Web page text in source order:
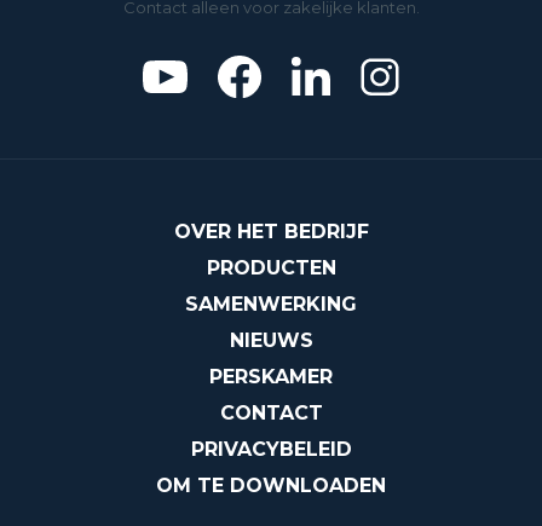
Contact alleen voor zakelijke klanten.
OVER HET BEDRIJF
PRODUCTEN
SAMENWERKING
NIEUWS
PERSKAMER
CONTACT
PRIVACYBELEID
OM TE DOWNLOADEN